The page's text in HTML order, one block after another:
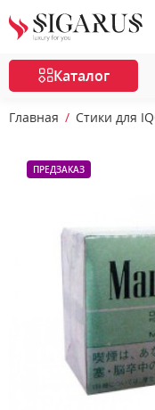
Каталог
Главная Стики для
ПРЕДЗАКАЗ